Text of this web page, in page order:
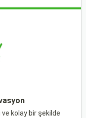
ve kolay bir şekilde